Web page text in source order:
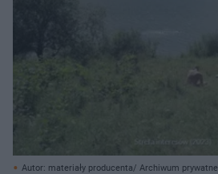
Autor: materiały producenta/ Archiwum prywatne